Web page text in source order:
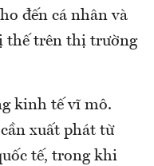
đến cá nhân và
thế trên thị trường
kinh tế vĩ mô.
xuất phát từ
tế, trong khi